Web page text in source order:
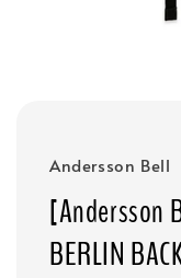
Andersson Bell
[Andersson
BERLIN